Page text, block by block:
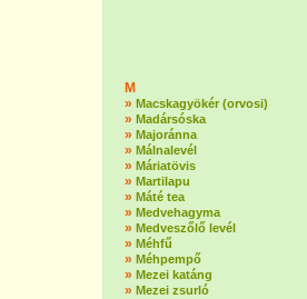
M
» Macskagyökér (orvosi)
» Madársóska
» Majoránna
» Málnalevél
» Máriatövis
» Martilapu
» Máté tea
» Medvehagyma
» Medveszőlő levél
» Méhfű
» Méhpempő
» Mezei katáng
» Mezei zsurló